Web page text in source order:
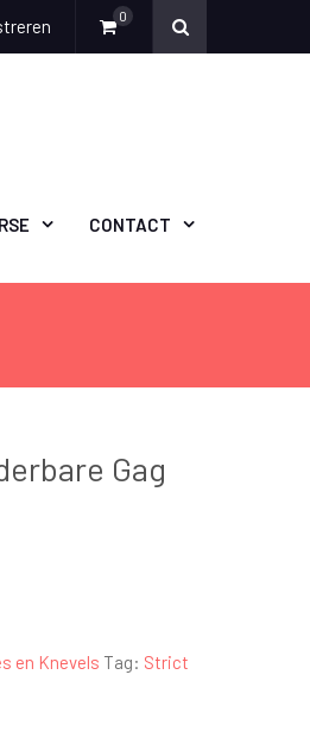
0
CONTACT
Gag
en Knevels Tag: Strict